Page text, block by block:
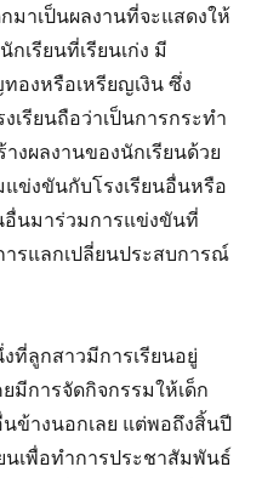
มาเป็นผลงานที่จะแสดงให้
กเรียนที่เรียนเก่ง มี
องหรือเหรียญเงิน ซึ่ง
เรียนถือว่าเป็นการกระทำ
งผลงานของนักเรียนด้วย
แข่งขันกับโรงเรียนอื่นหรือ
อื่นมาร่วมการแข่งขันที่
ารแลกเปลี่ยนประสบการณ์
ลูกสาวมีการเรียนอยู่
ยมีการจัดกิจกรรมให้เด็ก
ข้างนอกเลย แต่พอถึงสิ้นปี
นเพื่อทำการประชาสัมพันธ์